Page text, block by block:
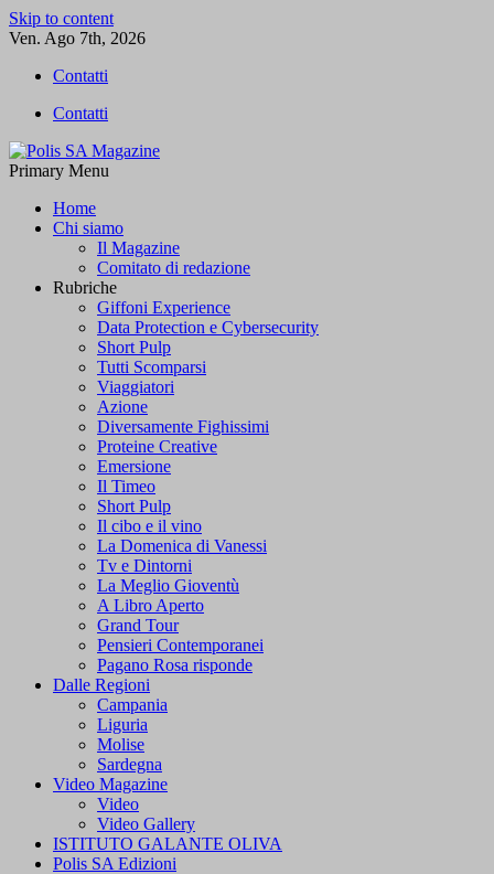
Skip to content
Ven. Ago 7th, 2026
Contatti
Contatti
Primary Menu
Home
Chi siamo
Il Magazine
Comitato di redazione
Rubriche
Giffoni Experience
Data Protection e Cybersecurity
Short Pulp
Tutti Scomparsi
Viaggiatori
Azione
Diversamente Fighissimi
Proteine Creative
Emersione
Il Timeo
Short Pulp
Il cibo e il vino
La Domenica di Vanessi
Tv e Dintorni
La Meglio Gioventù
A Libro Aperto
Grand Tour
Pensieri Contemporanei
Pagano Rosa risponde
Dalle Regioni
Campania
Liguria
Molise
Sardegna
Video Magazine
Video
Video Gallery
ISTITUTO GALANTE OLIVA
Polis SA Edizioni